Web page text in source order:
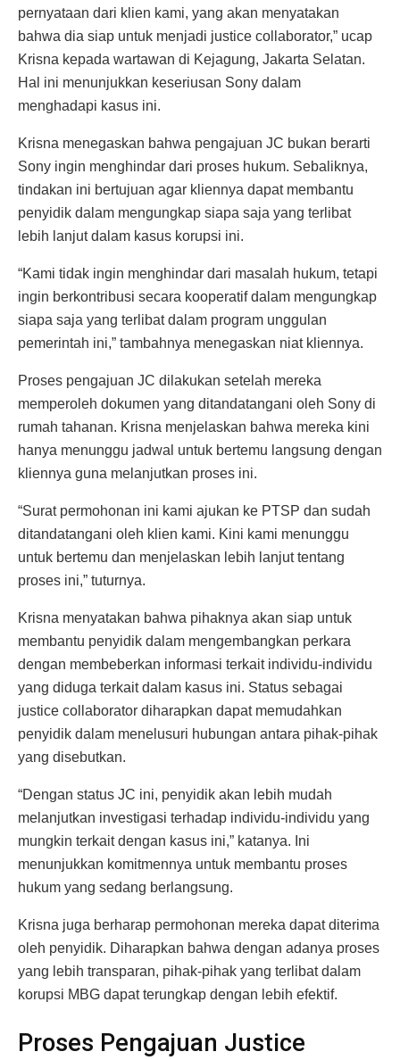
pernyataan dari klien kami, yang akan menyatakan
bahwa dia siap untuk menjadi justice collaborator,” ucap
Krisna kepada wartawan di Kejagung, Jakarta Selatan.
Hal ini menunjukkan keseriusan Sony dalam
menghadapi kasus ini.
Krisna menegaskan bahwa pengajuan JC bukan berarti
Sony ingin menghindar dari proses hukum. Sebaliknya,
tindakan ini bertujuan agar kliennya dapat membantu
penyidik dalam mengungkap siapa saja yang terlibat
lebih lanjut dalam kasus korupsi ini.
“Kami tidak ingin menghindar dari masalah hukum, tetapi
ingin berkontribusi secara kooperatif dalam mengungkap
siapa saja yang terlibat dalam program unggulan
pemerintah ini,” tambahnya menegaskan niat kliennya.
Proses pengajuan JC dilakukan setelah mereka
memperoleh dokumen yang ditandatangani oleh Sony di
rumah tahanan. Krisna menjelaskan bahwa mereka kini
hanya menunggu jadwal untuk bertemu langsung dengan
kliennya guna melanjutkan proses ini.
“Surat permohonan ini kami ajukan ke PTSP dan sudah
ditandatangani oleh klien kami. Kini kami menunggu
untuk bertemu dan menjelaskan lebih lanjut tentang
proses ini,” tuturnya.
Krisna menyatakan bahwa pihaknya akan siap untuk
membantu penyidik dalam mengembangkan perkara
dengan membeberkan informasi terkait individu-individu
yang diduga terkait dalam kasus ini. Status sebagai
justice collaborator diharapkan dapat memudahkan
penyidik dalam menelusuri hubungan antara pihak-pihak
yang disebutkan.
“Dengan status JC ini, penyidik akan lebih mudah
melanjutkan investigasi terhadap individu-individu yang
mungkin terkait dengan kasus ini,” katanya. Ini
menunjukkan komitmennya untuk membantu proses
hukum yang sedang berlangsung.
Krisna juga berharap permohonan mereka dapat diterima
oleh penyidik. Diharapkan bahwa dengan adanya proses
yang lebih transparan, pihak-pihak yang terlibat dalam
korupsi MBG dapat terungkap dengan lebih efektif.
Proses Pengajuan Justice